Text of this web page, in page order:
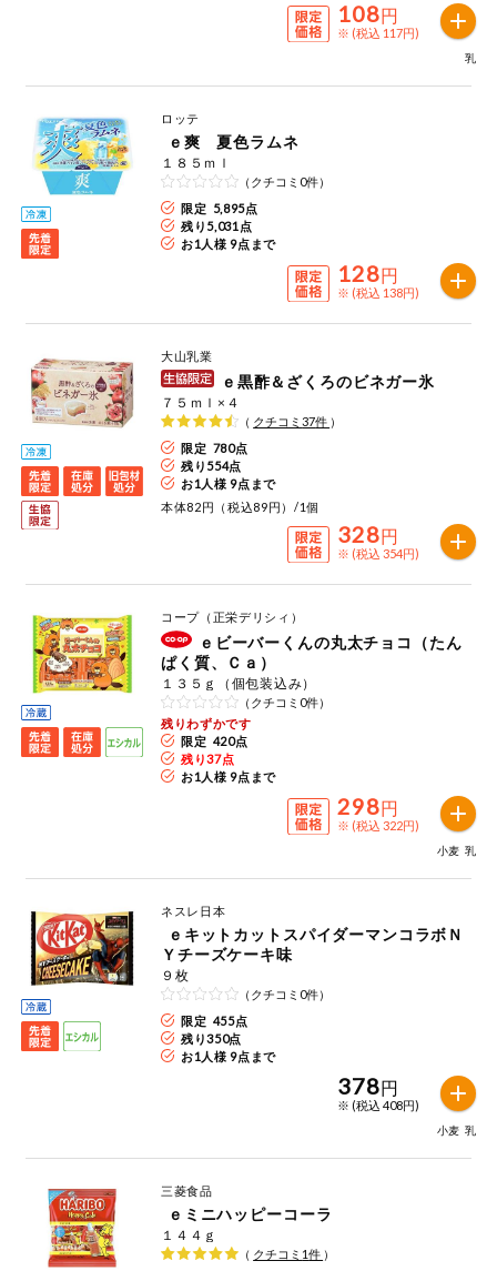
推しコープ
年間登録米
108円
※ (税込 117円)
乳
ロッテ
ｅ爽 夏色ラムネ
１８５ｍｌ
（クチコミ0件）
限定 5,895点
残り 5,031 点
お1人様 9点まで
128円
※ (税込 138円)
大山乳業
ｅ黒酢＆ざくろのビネガー氷
７５ｍｌ×４
（ クチコミ37件 ）
限定 780点
残り 554点
お1人様 9点まで
本体82円（税込89円）/1個
328円
※ (税込 354円)
コープ（正栄デリシィ）
ぱく質、Ｃａ）
１３５ｇ（個包装込み）
（クチコミ0件）
残りわずかです
限定 420点
残り37点
お1人様 9点まで
298円
※ (税込 322円)
小麦 乳
ネスレ日本
Ｙチーズケーキ味
９枚
（クチコミ0件）
限定 455点
残り350点
お1人様 9点まで
378円
※ (税込 408円)
小麦 乳
三菱食品
ｅミニハッピーコーラ
１４４ｇ
（ クチコミ 1件 ）